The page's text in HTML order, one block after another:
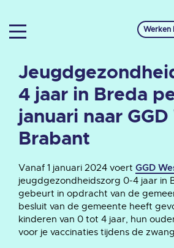
4 jaar in Breda
januari naar
Brabant
Vanaf 1 januari 2024 voert GGD
jeugdgezondheidszorg 0-4 jaar in
gebeurt in opdracht van de
besluit van de gemeente heeft
kinderen van 0 tot 4 jaar, hun
voor je vaccinaties tijdens de
Werken